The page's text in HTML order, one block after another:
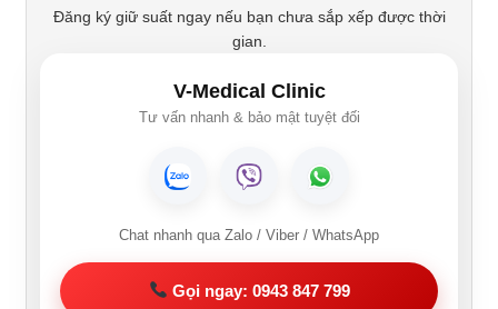
Đăng ký giữ suất ngay nếu bạn chưa sắp xếp được thời
gian.
V-Medical Clinic
Tư vấn nhanh & bảo mật tuyệt đối
Chat nhanh qua Zalo / Viber / WhatsApp
Gọi ngay: 0943 847 799